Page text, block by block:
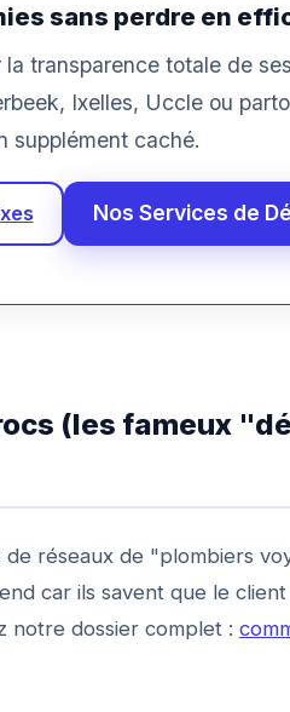
sans perdre en
transparence totale de
Ixelles, Uccle ou
supplément caché.
Nos Services de
(les fameux
réseaux de "plombiers
car ils savent que le
notre dossier complet :